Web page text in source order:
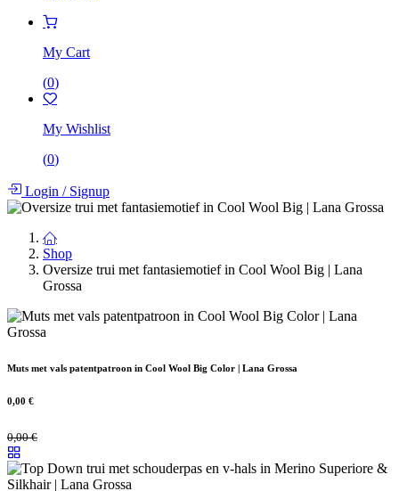
My Cart
(0)
My Wishlist
(0)
Login /Signup
Shop
Oversize trui met fantasiemotief in Cool Wool Big | Lana
Grossa
Muts met vals patentpatroon in Cool Wool Big Color | Lana Grossa
0,00 €
0,00€